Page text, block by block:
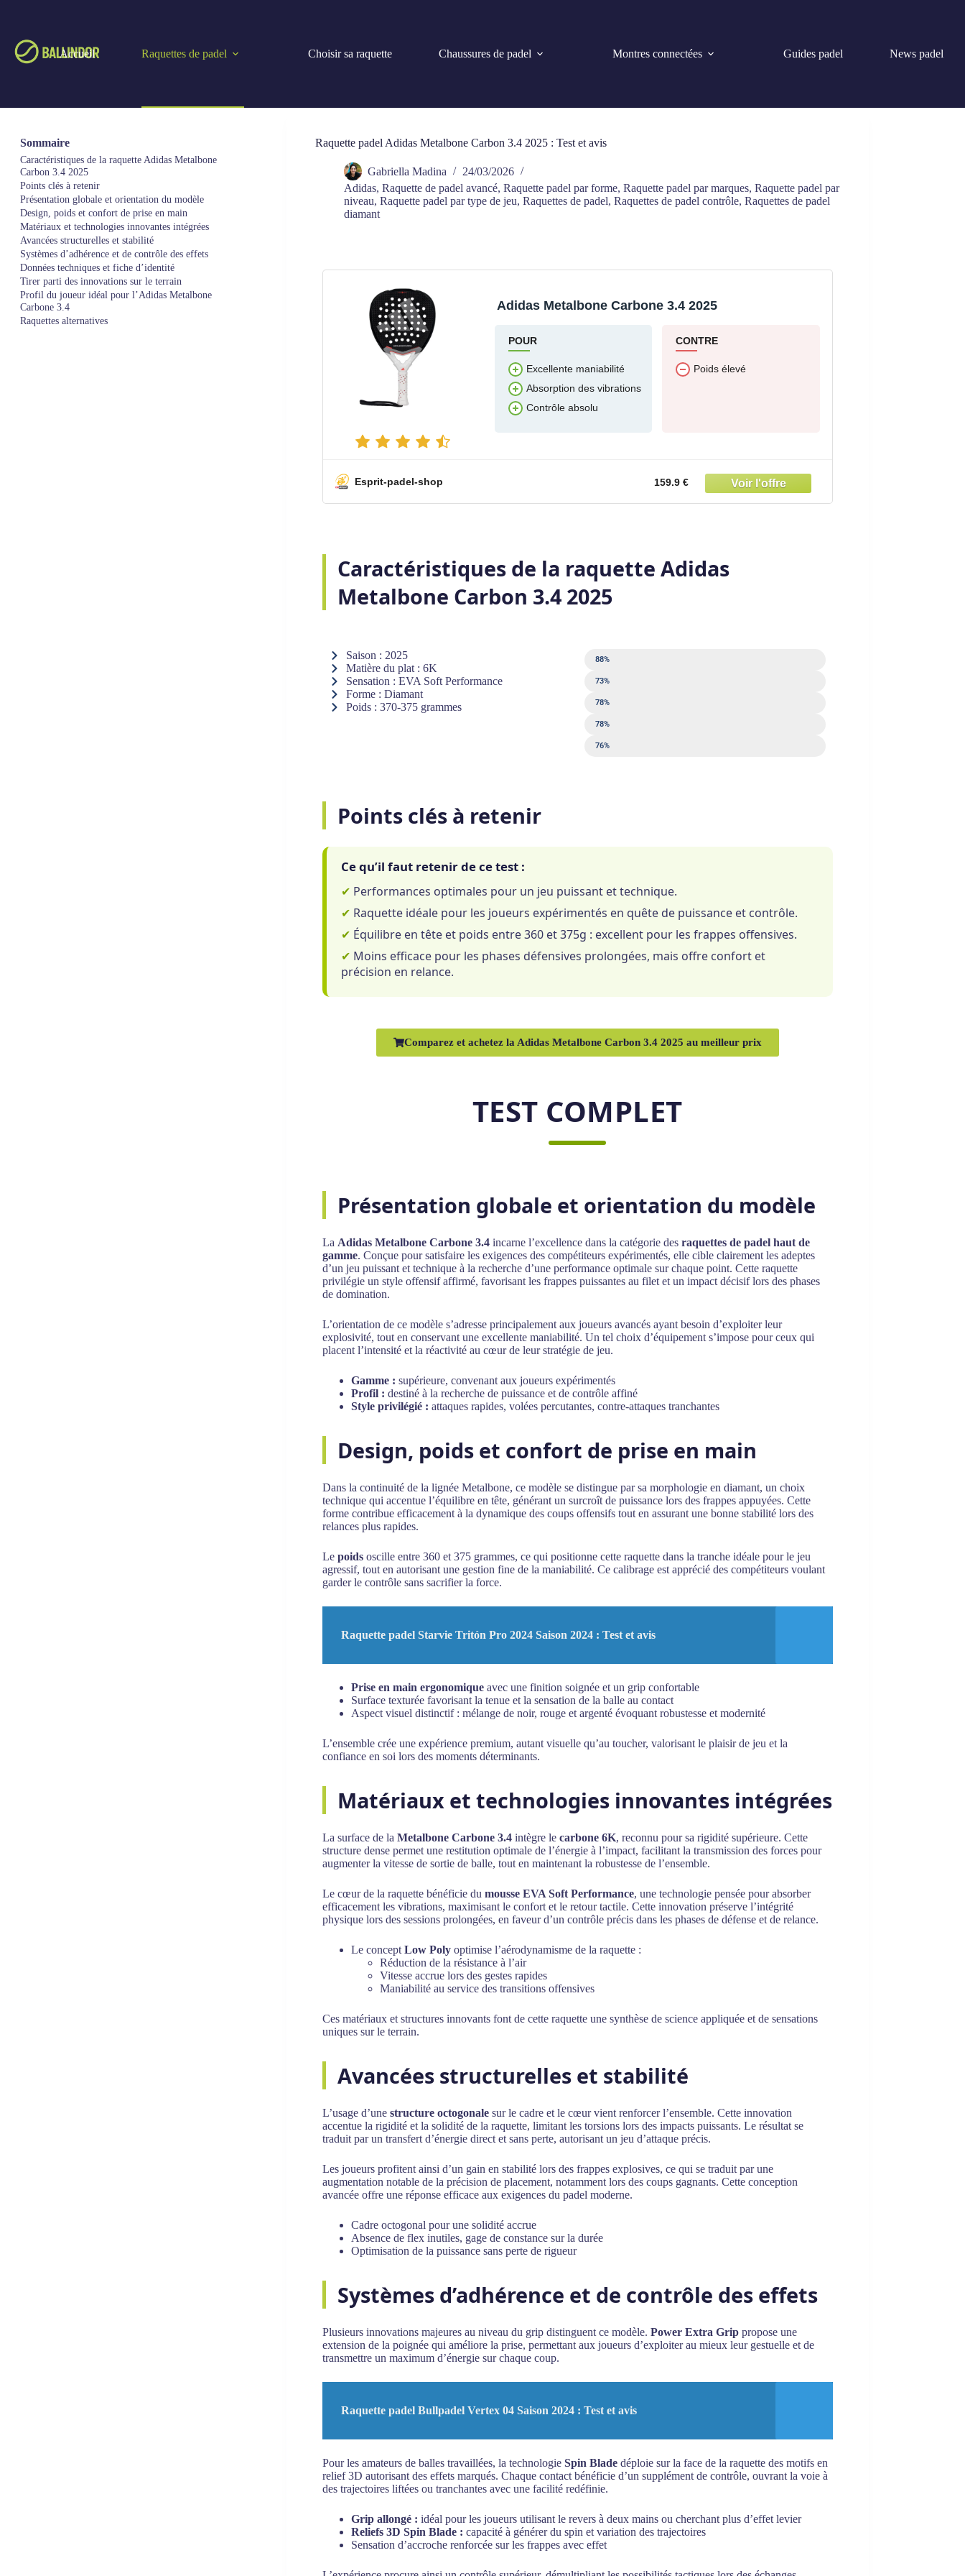
Accueil Raquettes de padel Choisir sa raquette Chaussures de padel Montres connectées Guides padel News padel
Raquette padel Adidas Metalbone Carbon 3.4 2025 : Test et avis
Gabriella Madina
24/03/2026
Adidas,Raquette de padel avancé,Raquette padel par forme,Raquette padel par marques,Raquette padel par
niveau,Raquette padel par type de jeu,Raquettes de padel,Raquettes de padel contrôle,Raquettes de padel
diamant
Adidas Metalbone Carbone 3.4 2025
POUR
Excellente maniabilité
Absorption des vibrations
Contrôle absolu
CONTRE
Poids élevé
Esprit-padel-shop 159.9 €
Caractéristiques de la raquette Adidas
Metalbone Carbon 3.4 2025
Saison : 2025
Matière du plat : 6K
Sensation : EVA Soft Performance
Forme : Diamant
Poids : 370-375 grammes
Puissance
88%
Contrôle
73%
Sweet spot
78%
Sortie de balle
78%
Maniabilité
76%
Points clés à retenir
Ce qu’il faut retenir de ce test :
✔ Performances optimales pour un jeu puissant et technique.
✔ Raquette idéale pour les joueurs expérimentés en quête de puissance et contrôle.
✔ Équilibre en tête et poids entre 360 et 375g : excellent pour les frappes offensives.
✔ Moins efficace pour les phases défensives prolongées, mais offre confort et
précision en relance.
Comparez et achetez la Adidas Metalbone Carbon 3.4 2025 au meilleur prix
TEST COMPLET
Présentation globale et orientation du modèle
La Adidas Metalbone Carbone 3.4 incarne l’excellence dans la catégorie desraquettes de padel haut de
gamme. Conçue pour satisfaire les exigences des compétiteurs expérimentés, elle cible clairement les adeptes
d’un jeu puissant et technique à la recherche d’une performance optimale sur chaque point. Cette raquette
privilégie un style offensif affirmé, favorisant les frappes puissantes au filet et un impact décisif lors des phases
de domination.
L’orientation de ce modèle s’adresse principalement aux joueurs avancés ayant besoin d’exploiter leur
explosivité, tout en conservant une excellente maniabilité. Un tel choix d’équipement s’impose pour ceux qui
placent l’intensité et la réactivité au cœur de leur stratégie de jeu.
Gamme : supérieure, convenant aux joueurs expérimentés
Profil : destiné à la recherche de puissance et de contrôle affiné
Style privilégié : attaques rapides, volées percutantes, contre-attaques tranchantes
Design, poids et confort de prise en main
Dans la continuité de la lignée Metalbone, ce modèle se distingue par sa morphologie en diamant, un choix
technique qui accentue l’équilibre en tête, générant un surcroît de puissance lors des frappes appuyées. Cette
forme contribue efficacement à la dynamique des coups offensifs tout en assurant une bonne stabilité lors des
relances plus rapides.
Lepoids oscille entre 360 et 375 grammes, ce qui positionne cette raquette dans la tranche idéale pour le jeu
agressif, tout en autorisant une gestion fine de la maniabilité. Ce calibrage est apprécié des compétiteurs voulant
garder le contrôle sans sacrifier la force.
Raquette padel Starvie Tritón Pro 2024 Saison 2024 : Test et avis
Prise en main ergonomique avec une finition soignée et un grip confortable
Surface texturée favorisant la tenue et la sensation de la balle au contact
Aspect visuel distinctif : mélange de noir, rouge et argenté évoquant robustesse et modernité
L’ensemble crée une expérience premium, autant visuelle qu’au toucher, valorisant le plaisir de jeu et la
confiance en soi lors des moments déterminants.
Matériaux et technologies innovantes intégrées
La surface de laMetalbone Carbone 3.4 intègre lecarbone 6K, reconnu pour sa rigidité supérieure. Cette
structure dense permet une restitution optimale de l’énergie à l’impact, facilitant la transmission des forces pour
augmenter la vitesse de sortie de balle, tout en maintenant la robustesse de l’ensemble.
Le cœur de la raquette bénéficie dumousse EVA Soft Performance, une technologie pensée pour absorber
efficacement les vibrations, maximisant le confort et le retour tactile. Cette innovation préserve l’intégrité
physique lors des sessions prolongées, en faveur d’un contrôle précis dans les phases de défense et de relance.
Le conceptLow Poly optimise l’aérodynamisme de la raquette :
Réduction de la résistance à l’air
Vitesse accrue lors des gestes rapides
Maniabilité au service des transitions offensives
Ces matériaux et structures innovants font de cette raquette une synthèse de science appliquée et de sensations
uniques sur le terrain.
Avancées structurelles et stabilité
L’usage d’unestructure octogonale sur le cadre et le cœur vient renforcer l’ensemble. Cette innovation
accentue la rigidité et la solidité de la raquette, limitant les torsions lors des impacts puissants. Le résultat se
traduit par un transfert d’énergie direct et sans perte, autorisant un jeu d’attaque précis.
Les joueurs profitent ainsi d’un gain en stabilité lors des frappes explosives, ce qui se traduit par une
augmentation notable de la précision de placement, notamment lors des coups gagnants. Cette conception
avancée offre une réponse efficace aux exigences du padel moderne.
Cadre octogonal pour une solidité accrue
Absence de flex inutiles, gage de constance sur la durée
Optimisation de la puissance sans perte de rigueur
Systèmes d’adhérence et de contrôle des effets
Plusieurs innovations majeures au niveau du grip distinguent ce modèle.Power Extra Grip propose une
extension de la poignée qui améliore la prise, permettant aux joueurs d’exploiter au mieux leur gestuelle et de
transmettre un maximum d’énergie sur chaque coup.
Raquette padel Bullpadel Vertex 04 Saison 2024 : Test et avis
Pour les amateurs de balles travaillées, la technologieSpin Blade déploie sur la face de la raquette des motifs en
relief 3D autorisant des effets marqués. Chaque contact bénéficie d’un supplément de contrôle, ouvrant la voie à
des trajectoires liftées ou tranchantes avec une facilité redéfinie.
Grip allongé : idéal pour les joueurs utilisant le revers à deux mains ou cherchant plus d’effet levier
Reliefs 3D Spin Blade : capacité à générer du spin et variation des trajectoires
Sensation d’accroche renforcée sur les frappes avec effet
Sommaire
Caractéristiques de la raquette Adidas Metalbone
Carbon 3.4 2025
Points clés à retenir
Présentation globale et orientation du modèle
Design, poids et confort de prise en main
Matériaux et technologies innovantes intégrées
Avancées structurelles et stabilité
Systèmes d’adhérence et de contrôle des effets
Données techniques et fiche d’identité
Tirer parti des innovations sur le terrain
Profil du joueur idéal pour l’Adidas Metalbone
Carbone 3.4
Raquettes alternatives